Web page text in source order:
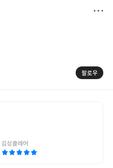
팔로우
김싱클레어